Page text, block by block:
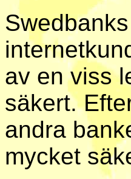
av en viss
säkert.
andra
mycket